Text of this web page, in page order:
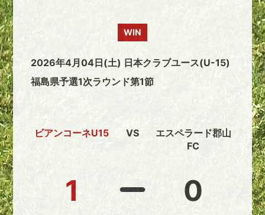
WIN
2026年4月04日(土) 日本クラブユース(U-15)
福島県予選1次ラウンド第1節
ビアンコーネU15
1
VS
エスペラード郡山
FC
0